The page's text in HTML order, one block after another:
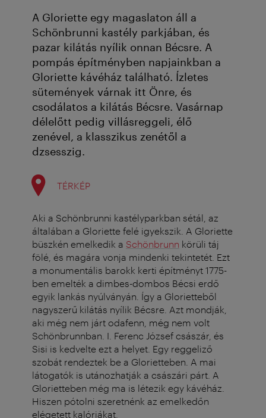
A Gloriette egy magaslaton áll a
Schönbrunni kastély parkjában, és
pazar kilátás nyílik onnan Bécsre. A
pompás építményben napjainkban a
Gloriette kávéház található. Ízletes
sütemények várnak itt Önre, és
csodálatos a kilátás Bécsre. Vasárnap
délelőtt pedig villásreggeli, élő
zenével, a klasszikus zenétől a
dzsesszig.
TÉRKÉP
Aki a Schönbrunni kastélyparkban sétál, az
általában a Gloriette felé igyekszik. A Gloriette
büszkén emelkedik a Schönbrunn körüli táj
fölé, és magára vonja mindenki tekintetét. Ezt
a monumentális barokk kerti építményt 1775-
ben emelték a dimbes-dombos Bécsi erdő
egyik lankás nyúlványán. Így a Glorietteből
nagyszerű kilátás nyílik Bécsre. Azt mondják,
aki még nem járt odafenn, még nem volt
Schönbrunnban. I. Ferenc József császár, és
Sisi is kedvelte ezt a helyet. Egy reggeliző
szobát rendeztek be a Glorietteben. A mai
látogatók is utánozhatják a császári párt. A
Glorietteben még ma is létezik egy kávéház.
Hiszen pótolni szeretnénk az emelkedőn
elégetett kalóriákat.